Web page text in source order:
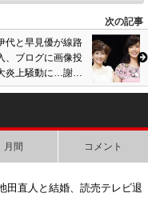
次の記事
代と早見優が線路
、ブログに画像投
炎上騒動に…謝罪
も批判や呆れ声が
月間 コメント
田直人と結婚、読売テレビ退